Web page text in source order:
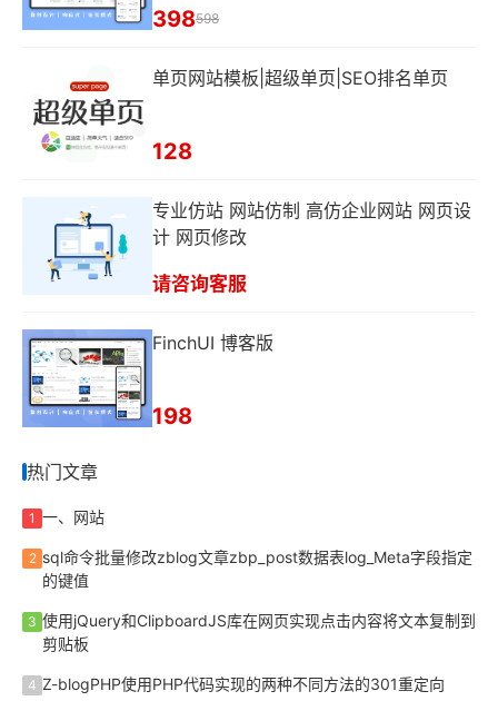
398598
单页网站模板|超级单页|SEO排名单页
128
专业仿站 网站仿制 高仿企业网站 网页设
计 网页修改
请咨询客服
FinchUI 博客版
198
热门文章
1 一、网站
2 sql命令批量修改zblog文章zbp_post数据表log_Meta字段指定
的键值
3 使用jQuery和ClipboardJS库在网页实现点击内容将文本复制到
剪贴板
4 Z-blogPHP使用PHP代码实现的两种不同方法的301重定向